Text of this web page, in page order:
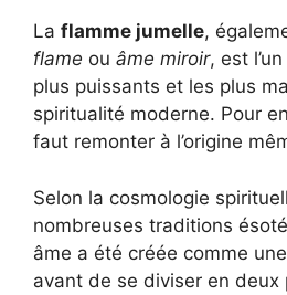
La flamme jumelle,
flame ou âme miroir, est
plus puissants et les plus
spiritualité moderne. Pour
faut remonter à l’origine
Selon la cosmologie
nombreuses traditions
âme a été créée comme
avant de se diviser en deux